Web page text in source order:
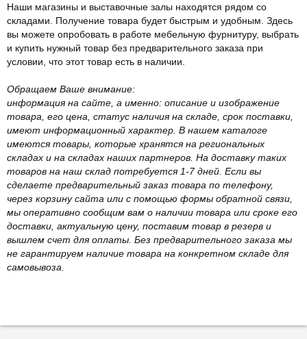
Наши магазины и выставочные залы находятся рядом со
складами. Получение товара будет быстрым и удобным. Здесь
вы можете опробовать в работе мебельную фурнитуру, выбрать
и купить нужный товар без предварительного заказа при
условии, что этот товар есть в наличии.
Обращаем Ваше внимание:
информация на сайте, а именно: описание и изображение
товара, его цена, статус наличия на складе, срок поставки,
имеют информационный характер. В нашем каталоге
имеются товары, которые хранятся на региональных
складах и на складах наших партнеров. На доставку таких
товаров на наш склад потребуется 1-7 дней. Если вы
сделаете предварительный заказ товара по телефону,
через корзину сайта или с помощью формы обратной связи,
мы оперативно сообщим вам о наличии товара или сроке его
доставки, актуальную цену, поставим товар в резерв и
вышлем счет для оплаты. Без предварительного заказа мы
не гарантируем наличие товара на конкретном складе для
самовывоза.